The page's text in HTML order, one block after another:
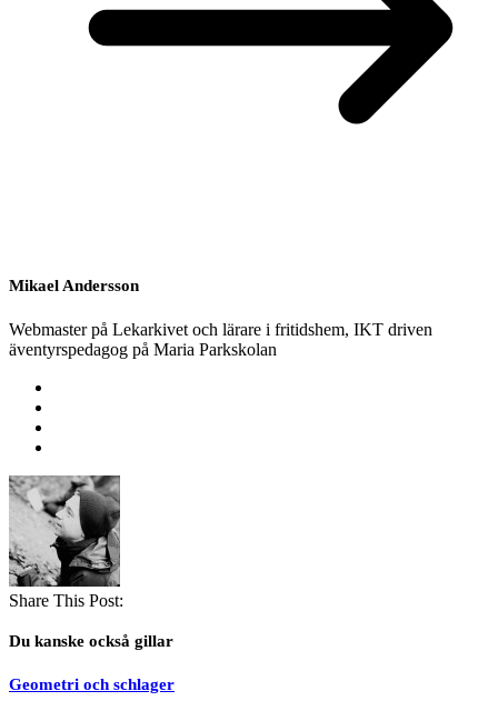
Mikael Andersson
Webmaster på Lekarkivet och lärare i fritidshem, IKT driven
äventyrspedagog på Maria Parkskolan
Share This Post:
Du kanske också gillar
Geometri och schlager